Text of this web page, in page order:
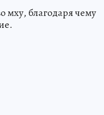
мху, благодаря чему